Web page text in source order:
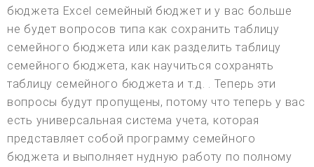
бюджета Excel семейный бюджет и у вас больше
не будет вопросов типа как сохранить таблицу
семейного бюджета или как разделить таблицу
семейного бюджета, как научиться сохранять
таблицу семейного бюджета и т.д. . Теперь эти
вопросы будут пропущены, потому что теперь у вас
есть универсальная система учета, которая
представляет собой программу семейного
бюджета и выполняет нудную работу по полному